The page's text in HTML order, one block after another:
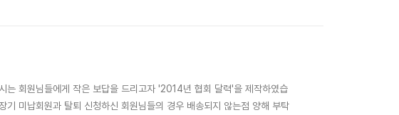
는 회원님들에게 작은 보답을 드리고자 '2014년 협회 달력'을 제작하였습
미납회원과 탈퇴 신청하신 회원님들의 경우 배송되지 않는점 양해 부탁